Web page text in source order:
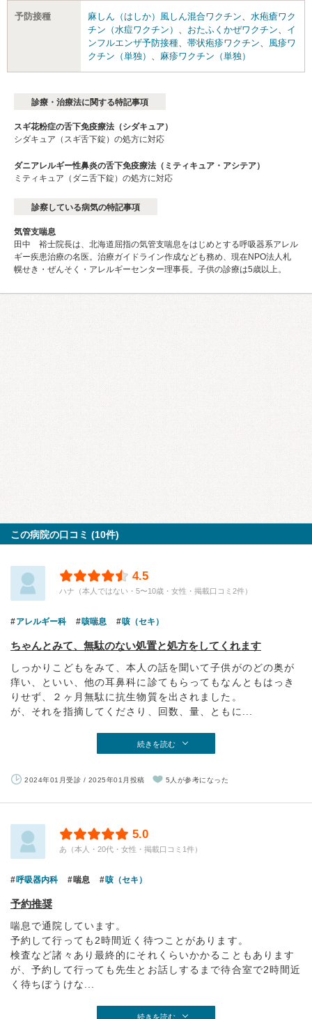
予防接種 麻しん（はしか）風しん混合ワクチン
水疱瘡ワク
チン（水痘ワクチン）
おたふくかぜワクチン
イ
ンフルエンザ予防接種
帯状疱疹ワクチン
風疹ワ
クチン（単独）
麻疹ワクチン（単独）
診療・治療法に関する特記事項
スギ花粉症の舌下免疫療法（シダキュア）
シダキュア（スギ舌下錠）の処方に対応
ダニアレルギー性鼻炎の舌下免疫療法（ミティキュア・アシテア）
ミティキュア（ダニ舌下錠）の処方に対応
診察している病気の特記事項
気管支喘息
田中 裕士院長は、北海道屈指の気管支喘息をはじめとする呼吸器系アレル
ギー疾患治療の名医。治療ガイドライン作成なども務め、現在NPO法人札
幌せき・ぜんそく・アレルギーセンター理事長。子供の診療は5歳以上。
この病院の口コミ (10件)
4.5
ハナ（本人ではない・5〜10歳・女性・掲載口コミ2件）
アレルギー科 咳喘息 咳（セキ）
ちゃんとみて、無駄のない処置と処方をしてくれます
しっかりこどもをみて、本人の話を聞いて子供がのどの奥が
痒い、といい、他の耳鼻科に診てもらってもなんともはっき
りせず、２ヶ月無駄に抗生物質を出されました。
が、それを指摘してくださり、回数、量、ともに...
続きを読む
2024年01月受診 / 2025年01月投稿 5人が参考になった
5.0
あ（本人・20代・女性・掲載口コミ1件）
呼吸器内科 喘息 咳（セキ）
予約推奨
喘息で通院しています。
予約して行っても2時間近く待つことがあります。
検査など諸々あり最終的にそれくらいかかることもあります
が、予約して行っても先生とお話しするまで待合室で2時間近
く待ちぼうけな...
続きを読む